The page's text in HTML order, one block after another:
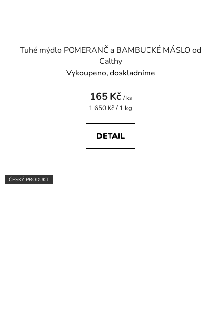
Tuhé mýdlo POMERANČ a BAMBUCKÉ MÁSLO od
Calthy
Vykoupeno, doskladníme
165 Kč / ks
Měrná
1 650 Kč / 1 kg
DETAIL
ČESKÝ PRODUKT